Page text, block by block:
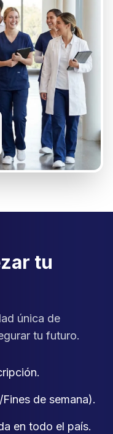
tu
única de
tu futuro.
de semana).
en todo el país.